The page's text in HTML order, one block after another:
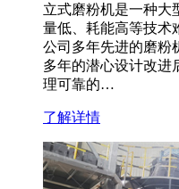
立式磨粉机是一种大
量低、耗能高等技术
公司多年先进的磨粉
多年的潜心设计改进
理可靠的…
了解详情